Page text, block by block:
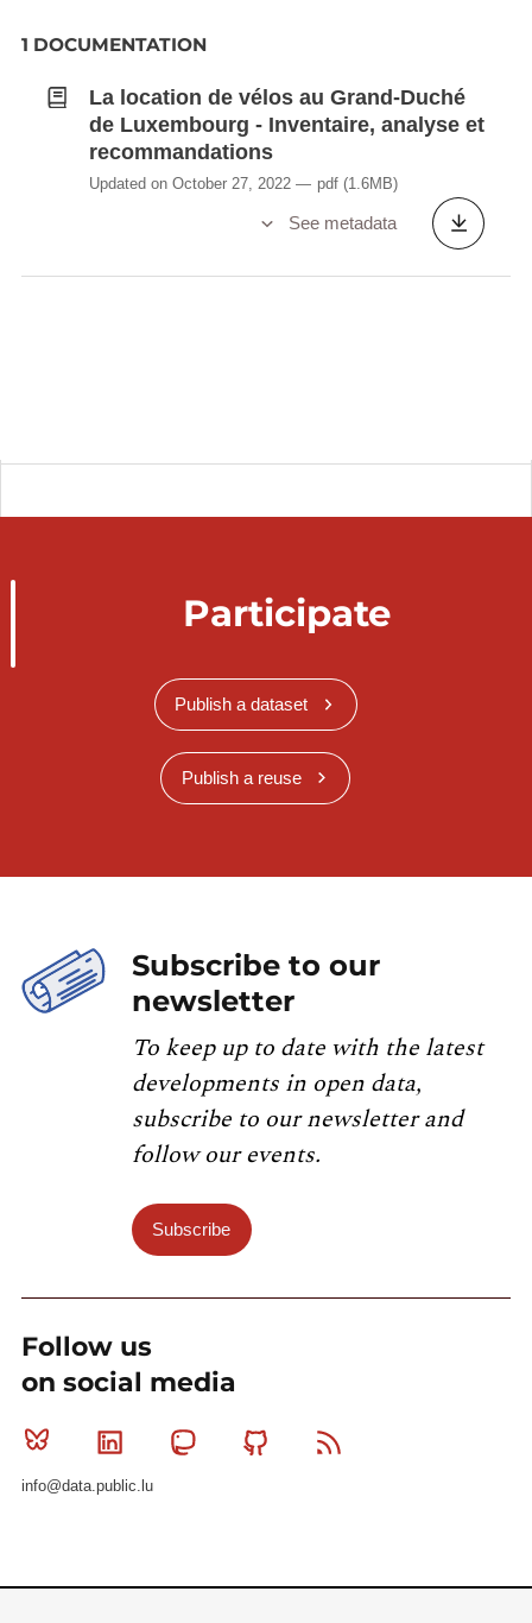
1 DOCUMENTATION
La location de vélos au Grand-Duché
de Luxembourg - Inventaire, analyse et
recommandations
Updated on October 27, 2022 pdf (1.6MB)
See metadata
Participate
Publish a dataset
Publish a reuse
Subscribe to our
newsletter
To keep up to date with the latest
developments in open data,
subscribe to our newsletter and
follow our events.
Subscribe
Follow us
on social media
Bluesky Linkedin MastodonGithub
info@data.public.lu